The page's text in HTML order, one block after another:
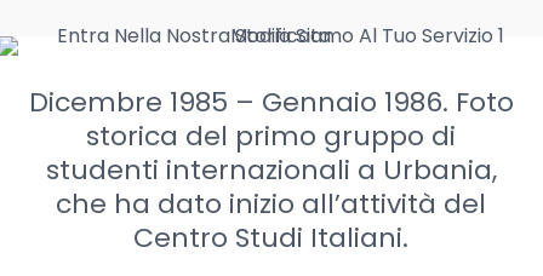
Dicembre 1985 – Gennaio 1986. Foto
storica del primo gruppo di
studenti internazionali a Urbania,
che ha dato inizio all’attività del
Centro Studi Italiani.